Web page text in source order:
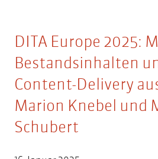
DITA Europe 2025:
Bestandsinhalten
Content-Delivery
Marion Knebel und
Schubert